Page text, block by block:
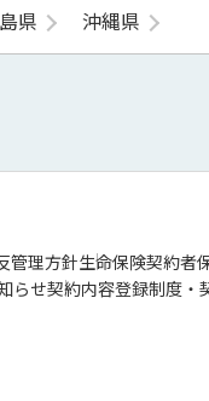
県 沖縄県
管理方針生命保険契約者
らせ契約内容登録制度・